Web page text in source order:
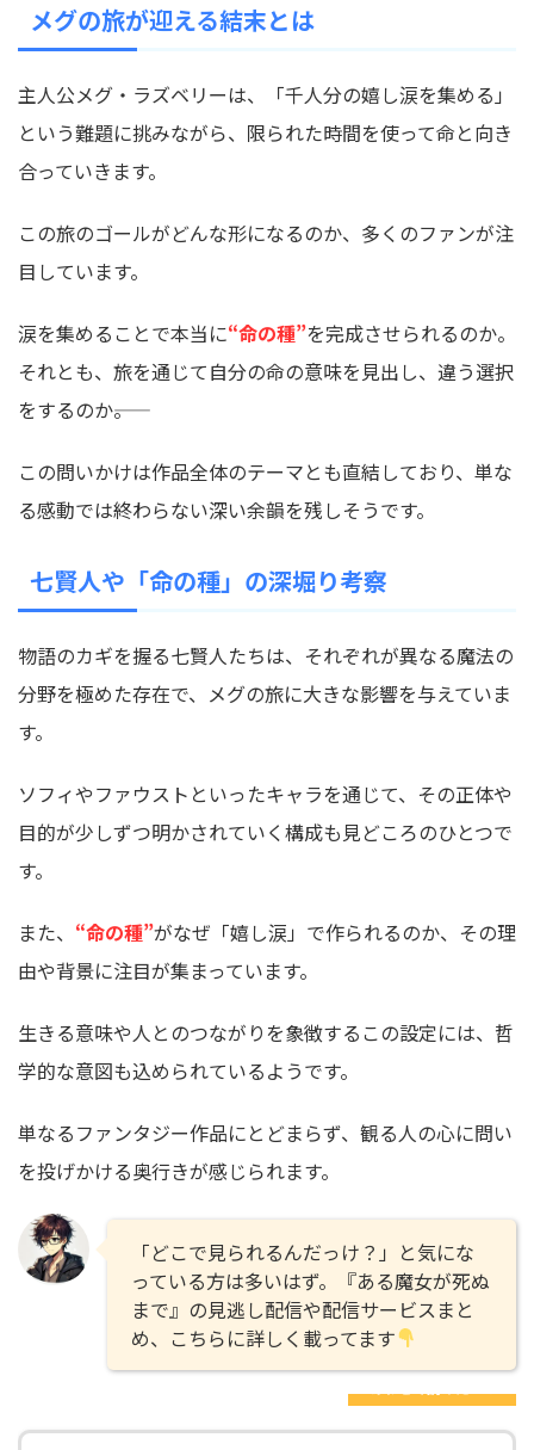
メグの旅が迎える結末とは
主人公メグ・ラズベリーは、「千人分の嬉し涙を集める」
という難題に挑みながら、限られた時間を使って命と向き
合っていきます。
この旅のゴールがどんな形になるのか、多くのファンが注
目しています。
涙を集めることで本当に“命の種”を完成させられるのか。
それとも、旅を通じて自分の命の意味を見出し、違う選択
をするのか――。
この問いかけは作品全体のテーマとも直結しており、単な
る感動では終わらない深い余韻を残しそうです。
七賢人や「命の種」の深堀り考察
物語のカギを握る七賢人たちは、それぞれが異なる魔法の
分野を極めた存在で、メグの旅に大きな影響を与えていま
す。
ソフィやファウストといったキャラを通じて、その正体や
目的が少しずつ明かされていく構成も見どころのひとつで
す。
また、 “命の種”がなぜ「嬉し涙」で作られるのか、その理
由や背景に注目が集まっています。
生きる意味や人とのつながりを象徴するこの設定には、哲
学的な意図も込められているようです。
単なるファンタジー作品にとどまらず、観る人の心に問い
を投げかける奥行きが感じられます。
「どこで見られるんだっけ？」と気にな
っている方は多いはず。『ある魔女が死ぬ
まで』の見逃し配信や配信サービスまと
め、こちらに詳しく載ってます